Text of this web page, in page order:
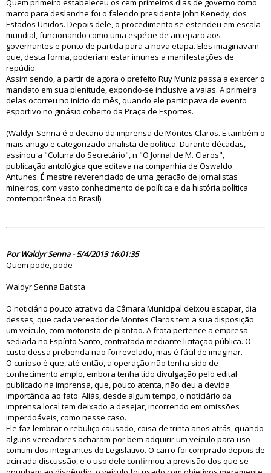
Quem primeiro estabeleceu os cem primeiros dias de governo como
marco para deslanche foi o falecido presidente John Kenedy, dos
Estados Unidos. Depois dele, o procedimento se estendeu em escala
mundial, funcionando como uma espécie de anteparo aos
governantes e ponto de partida para a nova etapa. Eles imaginavam
que, desta forma, poderiam estar imunes a manifestações de
repúdio.
Assim sendo, a partir de agora o prefeito Ruy Muniz passa a exercer o
mandato em sua plenitude, expondo-se inclusive a vaias. A primeira
delas ocorreu no início do mês, quando ele participava de evento
esportivo no ginásio coberto da Praça de Esportes.
(Waldyr Senna é o decano da imprensa de Montes Claros. É também o
mais antigo e categorizado analista de política. Durante décadas,
assinou a "Coluna do Secretário", n "O Jornal de M. Claros",
publicação antológica que editava na companhia de Oswaldo
Antunes. É mestre reverenciado de uma geração de jornalistas
mineiros, com vasto conhecimento de política e da história política
contemporânea do Brasil)
Por Waldyr Senna - 5/4/2013 16:01:35
Quem pode, pode
Waldyr Senna Batista
O noticiário pouco atrativo da Câmara Municipal deixou escapar, dia
desses, que cada vereador de Montes Claros tem a sua disposição
um veículo, com motorista de plantão. A frota pertence a empresa
sediada no Espírito Santo, contratada mediante licitação pública. O
custo dessa prebenda não foi revelado, mas é fácil de imaginar.
O curioso é que, até então, a operação não tenha sido de
conhecimento amplo, embora tenha tido divulgação pelo edital
publicado na imprensa, que, pouco atenta, não deu a devida
importância ao fato. Aliás, desde algum tempo, o noticiário da
imprensa local tem deixado a desejar, incorrendo em omissões
imperdoáveis, como nesse caso.
Ele faz lembrar o rebuliço causado, coisa de trinta anos atrás, quando
alguns vereadores acharam por bem adquirir um veículo para uso
comum dos integrantes do Legislativo. O carro foi comprado depois de
acirrada discussão, e o uso dele confirmou a previsão dos que se